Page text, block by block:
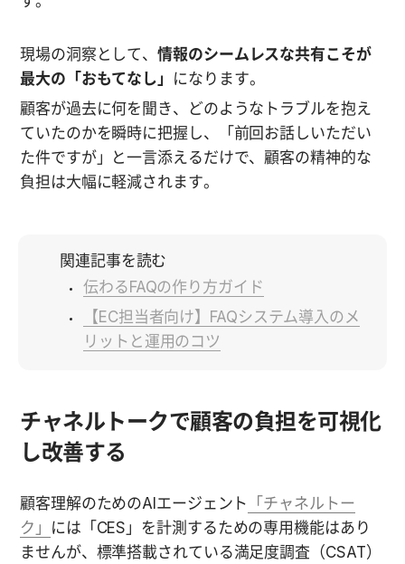
現場の洞察として、情報のシームレスな共有こそが
最大の「おもてなし」 になります。
顧客が過去に何を聞き、どのようなトラブルを抱え
ていたのかを瞬時に把握し、「前回お話しいただい
た件ですが」と一言添えるだけで、顧客の精神的な
負担は大幅に軽減されます。
関連記事を読む
伝わるFAQの作り方ガイド
【EC担当者向け】FAQシステム導入のメ
リットと運用のコツ
チャネルトークで顧客の負担を可視化
し改善する
顧客理解のためのAIエージェント
「チャネルトー
ク」
には「CES」を計測するための専用機能はあり
ませんが、標準搭載されている満足度調査（CSAT）